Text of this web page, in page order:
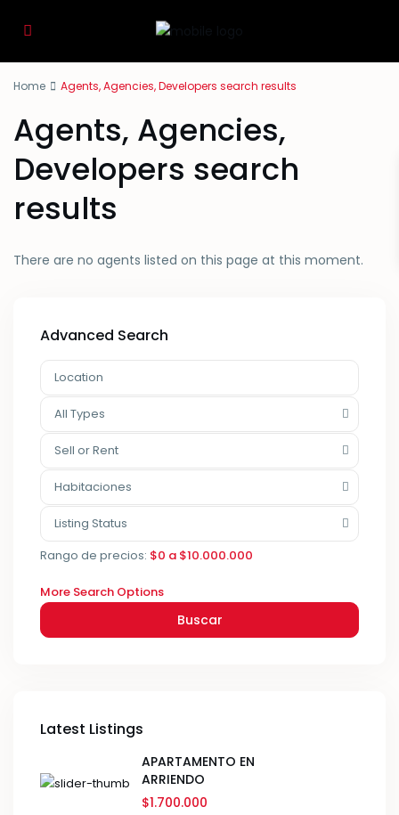
Home Agents, Agencies, Developers search results
Agents, Agencies,
Developers search
results
There are no agents listed on this page at this moment.
Advanced Search
All Types
Sell or Rent
Habitaciones
Listing Status
Rango de precios: $0 a $10.000.000
More Search Options
Buscar
Latest Listings
APARTAMENTO EN
ARRIENDO
$1.700.000